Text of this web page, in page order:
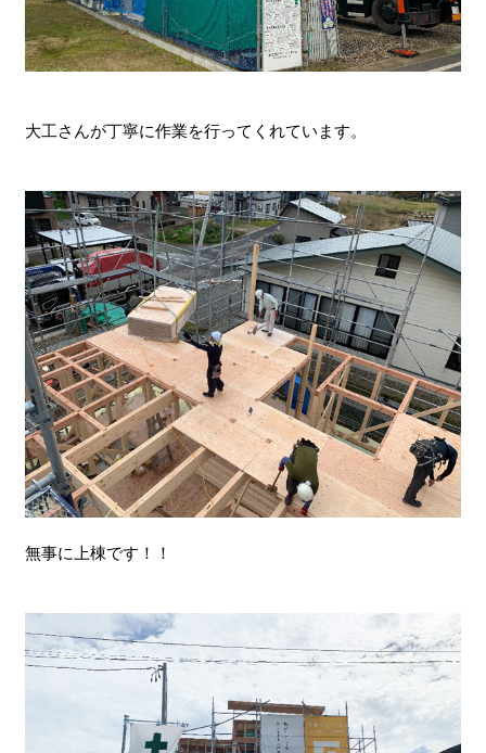
大工さんが丁寧に作業を行ってくれています。
無事に上棟です！！